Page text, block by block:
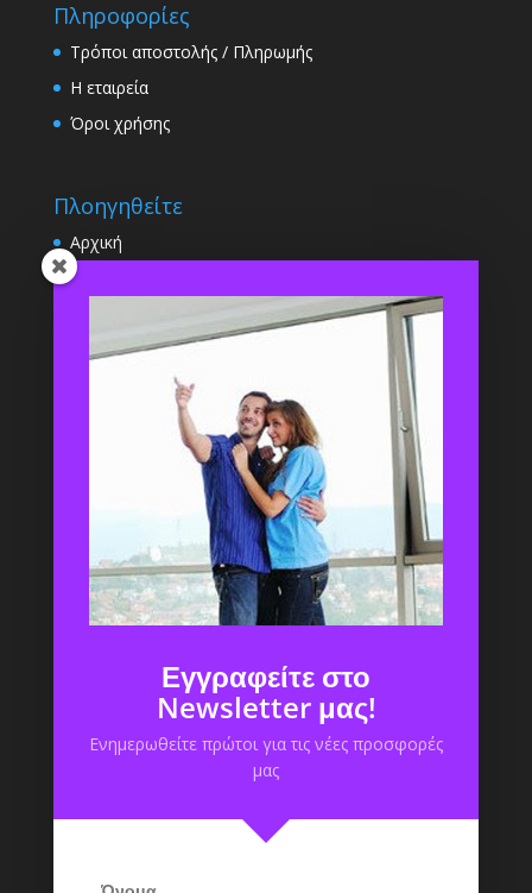
Πληροφορίες
Τρόποι αποστολής / Πληρωμής
Η εταιρεία
Όροι χρήσης
Πλοηγηθείτε
Αρχική
Εταιρεία
Blog
Εγγραφή/Είσοδος
€0,00
Best Price
Εγγραφείτε στο
Newsletter μας!
Ενημερωθείτε πρώτοι για τις νέες προσφορές
μας